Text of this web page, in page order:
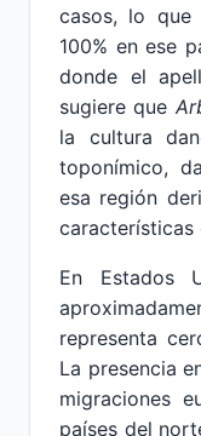
casos, lo que
100% en ese
donde el
sugiere que
la cultura
toponímico,
esa región
características
En Estados
representa
La presencia
migraciones
países del